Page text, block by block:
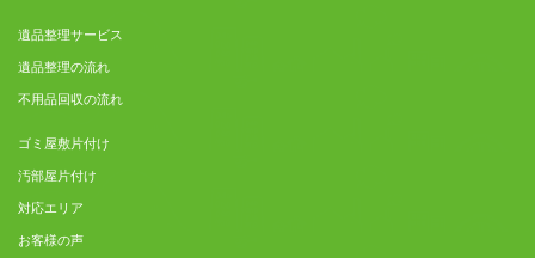
遺品整理サービス
遺品整理の流れ
不用品回収の流れ
ゴミ屋敷片付け
汚部屋片付け
対応エリア
お客様の声